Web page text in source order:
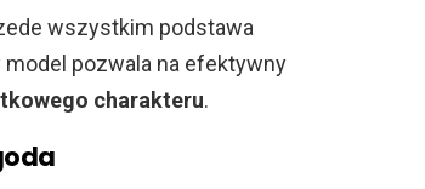
wszystkim podstawa
model pozwala na efektywny
charakteru.